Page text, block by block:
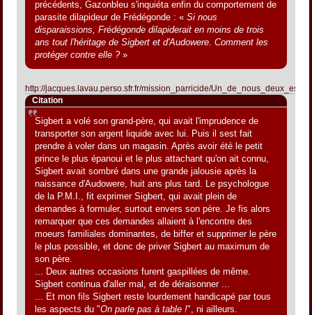
précédents, Gazonbleu s'inquiéta enfin du comportement de
parasite dilapideur de Frédégonde : «Si nous
disparaissions, Frédégonde dilapiderait en moins de trois
ans tout l'héritage de Sigbert et d'Audowere. Comment les
protéger contre elle ?»
http://jacques.lavau.perso.sfr.fr/mission_parricide/
Citation
Sigbert a volé son grand-père, qui avait l'imprudence de
transporter son argent liquide avec lui. Puis il sest fait
prendre à voler dans un magasin. Après avoir été le petit
prince le plus épanoui et le plus attachant qu'on ait connu,
Sigbert avait sombré dans une grande jalousie après la
naissance d'Audowere, huit ans plus tard. Le psychologue
de la P.M.I., fit exprimer Sigbert, qui avait plein de
demandes à formuler, surtout envers son père. Je fis alors
remarquer que ces demandes allaient à l'encontre des
moeurs familiales dominantes, de biffer et supprimer le père
le plus possible, et donc de priver Sigbert au maximum de
son père.
... Deux autres occasions furent gaspillées de même.
Sigbert continua d'aller mal, et de déraisonner ...
... Et mon fils Sigbert reste lourdement handicapé par tous
les aspects du "On parle pas à table !", ni ailleurs.